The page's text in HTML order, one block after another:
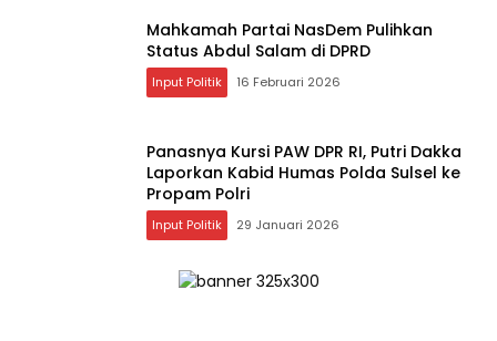
Mahkamah Partai NasDem Pulihkan
Status Abdul Salam di DPRD
Input Politik 16 Februari 2026
Panasnya Kursi PAW DPR RI, Putri Dakka
Laporkan Kabid Humas Polda Sulsel ke
Propam Polri
Input Politik 29 Januari 2026